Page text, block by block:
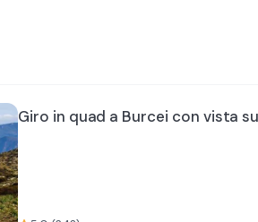
Giro in quad a Burcei con vista